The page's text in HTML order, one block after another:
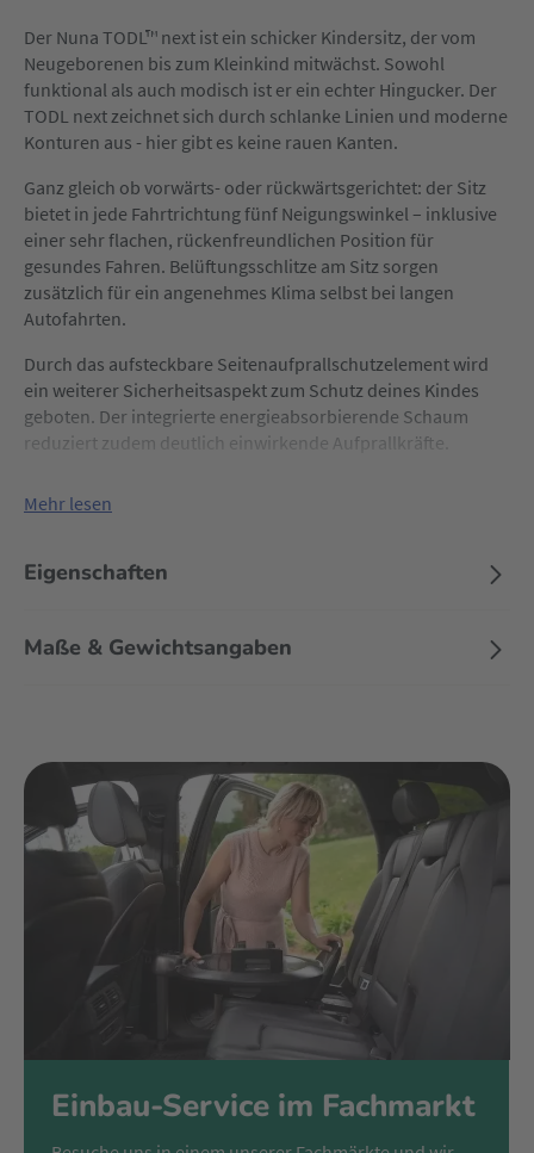
Der Nuna TODL™ next ist ein schicker Kindersitz, der vom
Neugeborenen bis zum Kleinkind mitwächst. Sowohl
funktional als auch modisch ist er ein echter Hingucker. Der
TODL next zeichnet sich durch schlanke Linien und moderne
Konturen aus - hier gibt es keine rauen Kanten.
Ganz gleich ob vorwärts- oder rückwärtsgerichtet: der Sitz
bietet in jede Fahrtrichtung fünf Neigungswinkel – inklusive
einer sehr flachen, rückenfreundlichen Position für
gesundes Fahren. Belüftungsschlitze am Sitz sorgen
zusätzlich für ein angenehmes Klima selbst bei langen
Autofahrten.
Durch das aufsteckbare Seitenaufprallschutzelement wird
ein weiterer Sicherheitsaspekt zum Schutz deines Kindes
geboten. Der integrierte energieabsorbierende Schaum
reduziert zudem deutlich einwirkende Aufprallkräfte.
BASE next mit ISOFIX (separat erhältlich - Artikel-Nr.
Mehr lesen
Eigenschaften
Maße & Gewichtsangaben
Einbau-Service im Fachmarkt